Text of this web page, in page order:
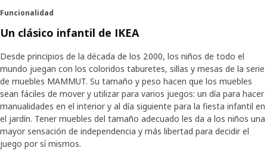
Funcionalidad
Un clásico infantil de IKEA
Desde principios de la década de los 2000, los niños de todo el
mundo juegan con los coloridos taburetes, sillas y mesas de la serie
de muebles MAMMUT. Su tamaño y peso hacen que los muebles
sean fáciles de mover y utilizar para varios juegos: un día para hacer
manualidades en el interior y al día siguiente para la fiesta infantil en
el jardín. Tener muebles del tamaño adecuado les da a los niños una
mayor sensación de independencia y más libertad para decidir el
juego por sí mismos.